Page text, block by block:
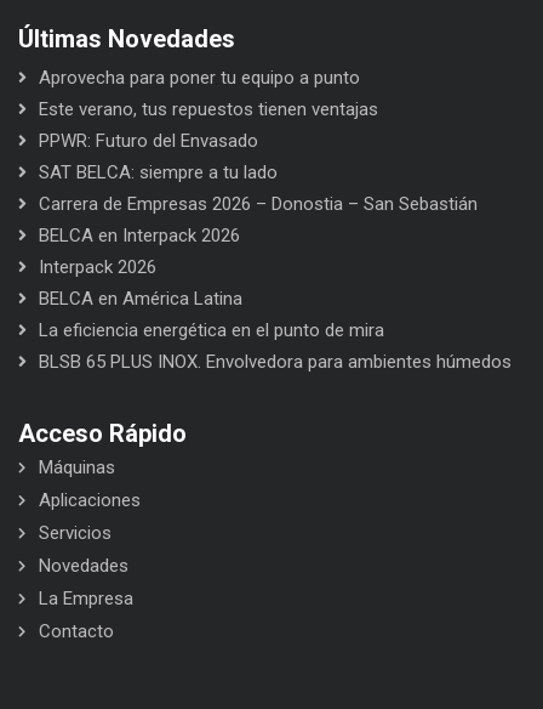
Últimas Novedades
Aprovecha para poner tu equipo a punto
Este verano, tus repuestos tienen ventajas
PPWR: Futuro del Envasado
SAT BELCA: siempre a tu lado
Carrera de Empresas 2026 – Donostia – San Sebastián
BELCA en Interpack 2026
Interpack 2026
BELCA en América Latina
La eficiencia energética en el punto de mira
BLSB 65 PLUS INOX. Envolvedora para ambientes húmedos
Acceso Rápido
Máquinas
Aplicaciones
Servicios
Novedades
La Empresa
Contacto